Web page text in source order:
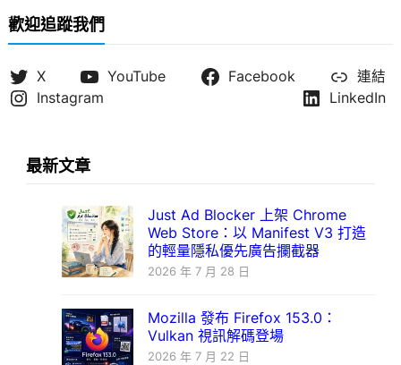
歡迎追蹤我們
X YouTube Facebook
連結
Instagram
LinkedIn
最新文章
Just Ad Blocker 上架 Chrome
Web Store：以 Manifest V3 打造
的輕量隱私優先廣告攔截器
2026 年 7 月 28 日
Mozilla 發布 Firefox 153.0：
Vulkan 視訊解碼登場
2026 年 7 月 22 日